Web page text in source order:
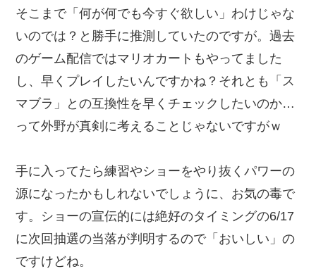
そこまで「何が何でも今すぐ欲しい」わけじゃな
いのでは？と勝手に推測していたのですが。過去
のゲーム配信ではマリオカートもやってました
し、早くプレイしたいんですかね？それとも「ス
マブラ」との互換性を早くチェックしたいのか…
って外野が真剣に考えることじゃないですがｗ
手に入ってたら練習やショーをやり抜くパワーの
源になったかもしれないでしょうに、お気の毒で
す。ショーの宣伝的には絶好のタイミングの6/17
に次回抽選の当落が判明するので「おいしい」の
ですけどね。